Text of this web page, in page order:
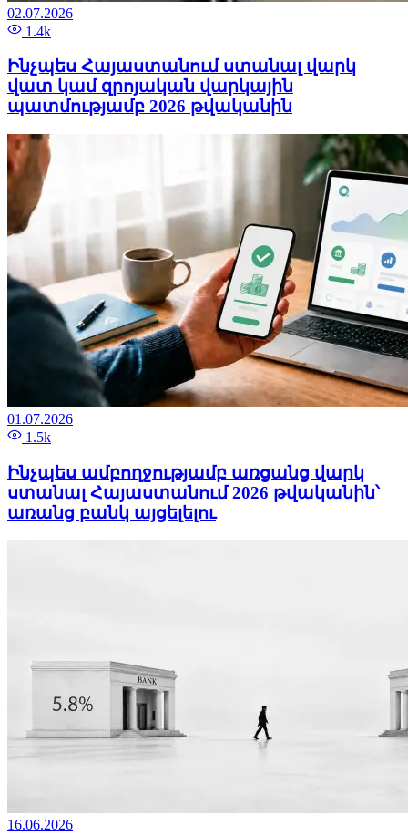
02.07.2026
1.4k
Ինչպես Հայաստանում ստանալ վարկ
վատ կամ զրոյական վարկային
պատմությամբ 2026 թվականին
01.07.2026
1.5k
Ինչպես ամբողջությամբ առցանց վարկ
ստանալ Հայաստանում 2026 թվականին՝
առանց բանկ այցելելու
16.06.2026